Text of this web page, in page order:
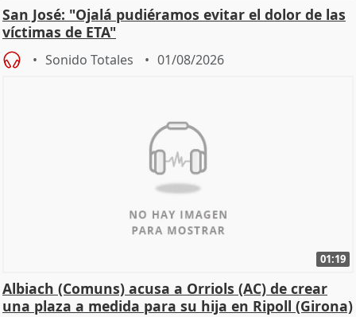
San José: "Ojalá pudiéramos evitar el dolor de las
víctimas de ETA"
Sonido Totales 01/08/2026
01:19
Albiach (Comuns) acusa a Orriols (AC) de crear
una plaza a medida para su hija en Ripoll (Girona)